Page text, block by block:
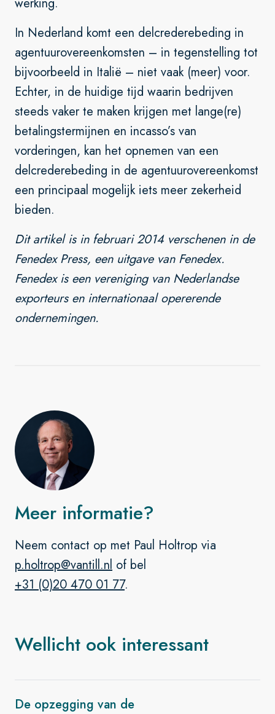
In Nederland komt een delcrederebeding in
agentuurovereenkomsten – in tegenstelling tot
bijvoorbeeld in Italië – niet vaak (meer) voor.
Echter, in de huidige tijd waarin bedrijven
steeds vaker te maken krijgen met lange(re)
betalingstermijnen en incasso’s van
vorderingen, kan het opnemen van een
delcrederebeding in de agentuurovereenkomst
een principaal mogelijk iets meer zekerheid
bieden.
Dit artikel is in februari 2014 verschenen in de
Fenedex Press, een uitgave van Fenedex.
Fenedex is een vereniging van Nederlandse
exporteurs en internationaal opererende
ondernemingen.
Meer informatie?
Neem contact op met Paul Holtrop via
p.holtrop@vantill.nl of bel
+31 (0)20 470 01 77.
Wellicht ook interessant
De opzegging van de